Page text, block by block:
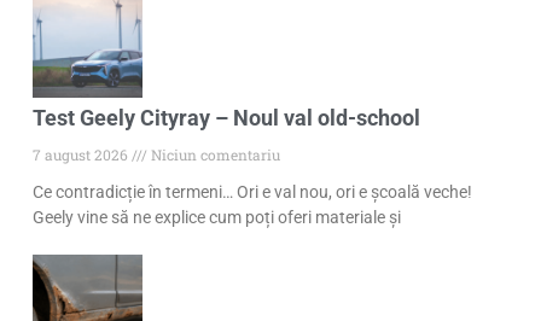
Test Geely Cityray – Noul val old-school
7 august 2026
Niciun comentariu
Ce contradicție în termeni… Ori e val nou, ori e școală veche!
Geely vine să ne explice cum poți oferi materiale și